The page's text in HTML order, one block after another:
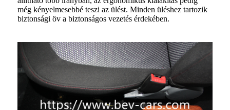
még kényelmesebbé teszi az ülést. Minden üléshez tartozik
biztonsági öv a biztonságos vezetés érdekében.